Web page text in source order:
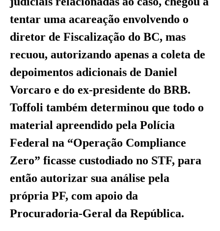
tentar uma acareação envolvendo o
diretor de Fiscalização do BC, mas
recuou, autorizando apenas a coleta de
depoimentos adicionais de Daniel
Vorcaro e do ex-presidente do BRB.
Toffoli também determinou que todo o
material apreendido pela Polícia
Federal na “Operação Compliance
Zero” ficasse custodiado no STF, para
então autorizar sua análise pela
própria PF, com apoio da
Procuradoria-Geral da República.